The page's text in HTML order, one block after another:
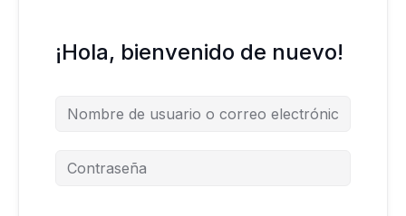
¡Hola, bienvenido de nuevo!